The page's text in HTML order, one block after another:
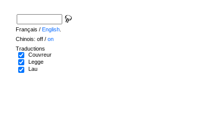
Français / English
Chinois: off / on
Traductions
Couvreur
Legge
Lau